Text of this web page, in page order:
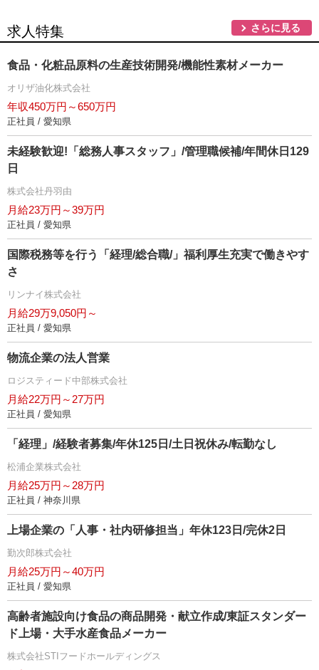
求人特集 さらに見る
食品・化粧品原料の生産技術開発/機能性素材メーカー
オリザ油化株式会社
年収450万円～650万円
正社員 / 愛知県
未経験歓迎!「総務人事スタッフ」/管理職候補/年間休日129
日
株式会社丹羽由
月給23万円～39万円
正社員 / 愛知県
国際税務等を行う「経理/総合職/」福利厚生充実で働きやす
さ
リンナイ株式会社
月給29万9,050円～
正社員 / 愛知県
物流企業の法人営業
ロジスティード中部株式会社
月給22万円～27万円
正社員 / 愛知県
「経理」/経験者募集/年休125日/土日祝休み/転勤なし
松浦企業株式会社
月給25万円～28万円
正社員 / 神奈川県
上場企業の「人事・社内研修担当」年休123日/完休2日
勤次郎株式会社
月給25万円～40万円
正社員 / 愛知県
高齢者施設向け食品の商品開発・献立作成/東証スタンダー
ド上場・大手水産食品メーカー
株式会社STIフードホールディングス